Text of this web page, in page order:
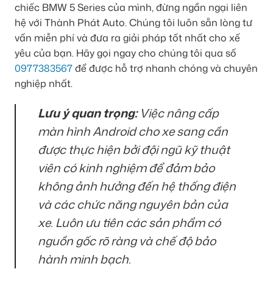
chiếc BMW 5 Series của mình, đừng ngần ngại liên
hệ với Thành Phát Auto. Chúng tôi luôn sẵn lòng tư
vấn miễn phí và đưa ra giải pháp tốt nhất cho xế
yêu của bạn. Hãy gọi ngay cho chúng tôi qua số
0977383567để được hỗ trợ nhanh chóng và chuyên
nghiệp nhất.
Lưu ý quan trọng:Việc nâng cấp
màn hình Android cho xe sang cần
được thực hiện bởi đội ngũ kỹ thuật
viên có kinh nghiệm để đảm bảo
không ảnh hưởng đến hệ thống điện
và các chức năng nguyên bản của
xe. Luôn ưu tiên các sản phẩm có
nguồn gốc rõ ràng và chế độ bảo
hành minh bạch.